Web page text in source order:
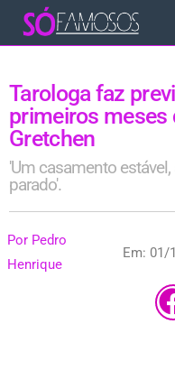
Tarologa faz
primeiros meses
Gretchen
'Um casamento
parado'.
Por Pedro
Henrique
Em: 01/